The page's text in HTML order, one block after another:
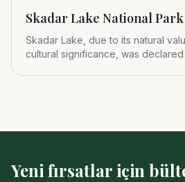
Skadar Lake National Park
Skadar Lake, due to its natural
cultural significance, was
Yeni fırsatlar için